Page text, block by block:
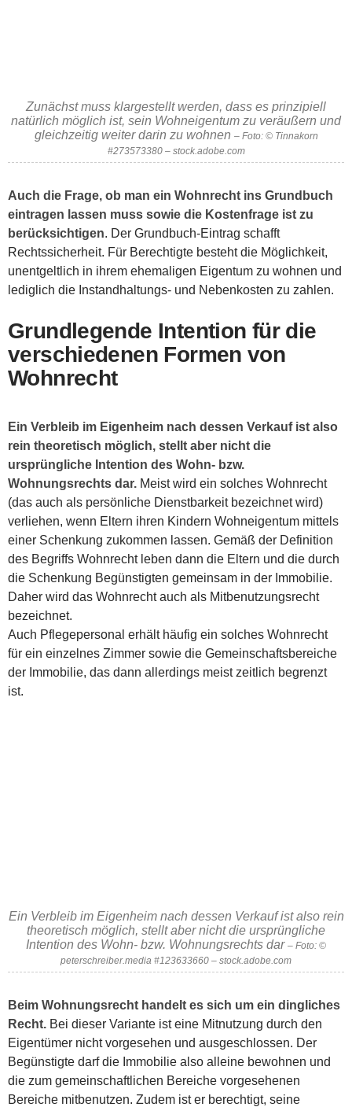
Zunächst muss klargestellt werden, dass es prinzipiell
natürlich möglich ist, sein Wohneigentum zu veräußern und
gleichzeitig weiter darin zu wohnen – Foto: © Tinnakorn
#273573380 – stock.adobe.com
Auch die Frage, ob man ein Wohnrecht ins Grundbuch
eintragen lassen muss sowie die Kostenfrage ist zu
berücksichtigen. Der Grundbuch-Eintrag schafft
Rechtssicherheit. Für Berechtigte besteht die Möglichkeit,
unentgeltlich in ihrem ehemaligen Eigentum zu wohnen und
lediglich die Instandhaltungs- und Nebenkosten zu zahlen.
Grundlegende Intention für die
verschiedenen Formen von
Wohnrecht
Ein Verbleib im Eigenheim nach dessen Verkauf ist also
rein theoretisch möglich, stellt aber nicht die
ursprüngliche Intention des Wohn- bzw.
Wohnungsrechts dar. Meist wird ein solches Wohnrecht
(das auch als persönliche Dienstbarkeit bezeichnet wird)
verliehen, wenn Eltern ihren Kindern Wohneigentum mittels
einer Schenkung zukommen lassen. Gemäß der Definition
des Begriffs Wohnrecht leben dann die Eltern und die durch
die Schenkung Begünstigten gemeinsam in der Immobilie.
Daher wird das Wohnrecht auch als Mitbenutzungsrecht
bezeichnet.
Auch Pflegepersonal erhält häufig ein solches Wohnrecht
für ein einzelnes Zimmer sowie die Gemeinschaftsbereiche
der Immobilie, das dann allerdings meist zeitlich begrenzt
ist.
Ein Verbleib im Eigenheim nach dessen Verkauf ist also rein
theoretisch möglich, stellt aber nicht die ursprüngliche
Intention des Wohn- bzw. Wohnungsrechts dar – Foto: ©
peterschreiber.media #123633660 – stock.adobe.com
Beim Wohnungsrecht handelt es sich um ein dingliches
Recht. Bei dieser Variante ist eine Mitnutzung durch den
Eigentümer nicht vorgesehen und ausgeschlossen. Der
Begünstigte darf die Immobilie also alleine bewohnen und
die zum gemeinschaftlichen Bereiche vorgesehenen
Bereiche mitbenutzen. Zudem ist er berechtigt, seine